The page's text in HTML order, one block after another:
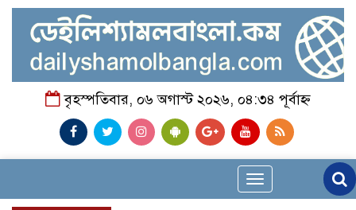
বৃহস্পতিবার, ০৬ অগাস্ট ২০২৬, ০৪:৩৪ পূর্বাহ্ন
Toggle
navigation